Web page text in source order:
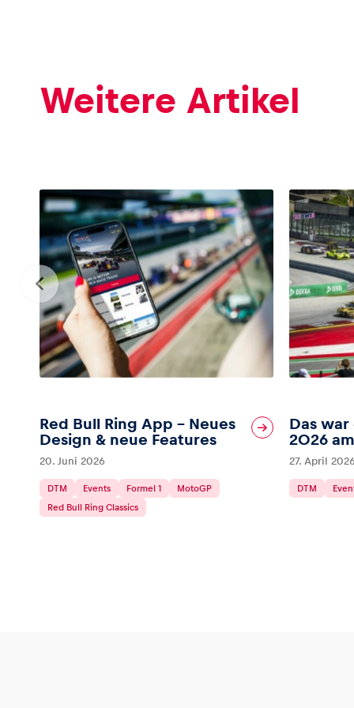
Weitere Artikel
Red Bull Ring App – Neues
Design & neue Features
20. Juni 2026
DTM Events Formel 1
MotoGP
Red Bull Ring Classics
Das
2026
27. April
DTM